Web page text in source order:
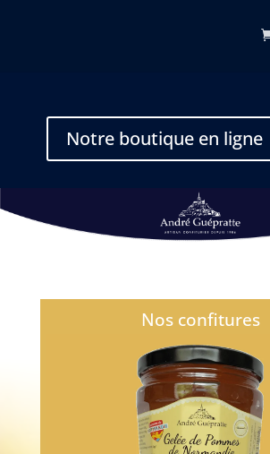
Notre boutique en ligne
Nos confitures
Nos confitures et gelées sont